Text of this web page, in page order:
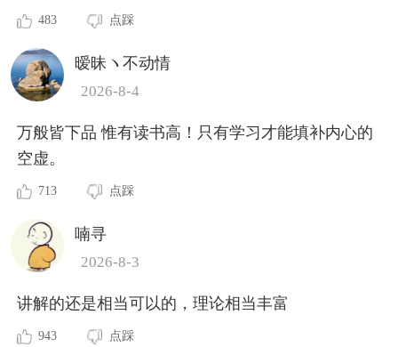
483 点踩
暧昧ヽ不动情
2026-8-4
万般皆下品 惟有读书高！只有学习才能填补内心的
空虚。
713 点踩
喃寻
2026-8-3
讲解的还是相当可以的，理论相当丰富
943 点踩